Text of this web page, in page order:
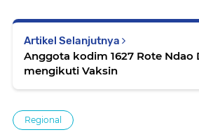
Artikel Selanjutnya
Anggota kodim 1627 Rote Ndao
mengikuti Vaksin
Regional